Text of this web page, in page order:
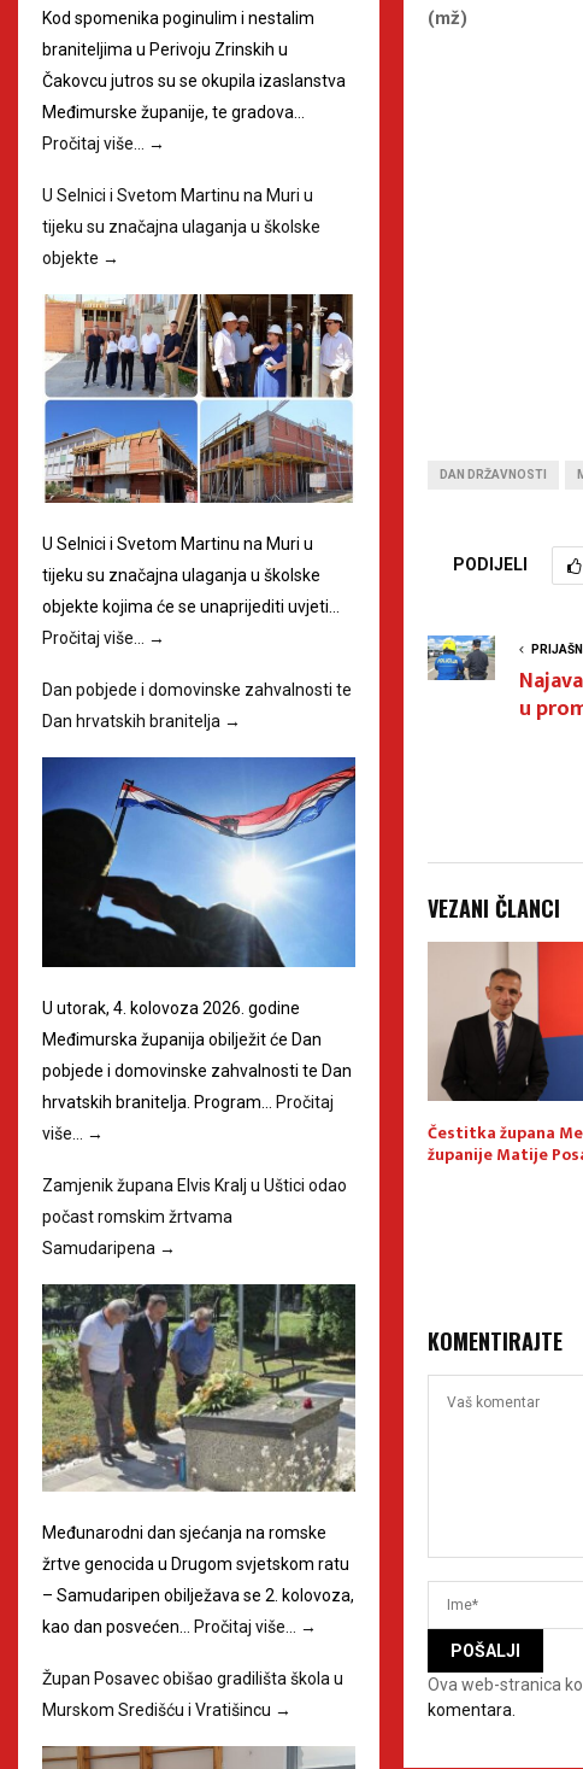
(mž)
DAN DRŽAVNOSTI
PODIJELI
u
VEZANI ČLANCI
civilne
u
Čestitka župana
županije Matije
KOMENTIRAJTE
Ova web-stranica
komentara.
Kod spomenika poginulim i nestalim
braniteljima u Perivoju Zrinskih u
Čakovcu jutros su se okupila izaslanstva
Međimurske županije, te gradova…
Pročitaj više…
→
U Selnici i Svetom Martinu na Muri u
tijeku su značajna ulaganja u školske
objekte →
U Selnici i Svetom Martinu na Muri u
tijeku su značajna ulaganja u školske
objekte kojima će se unaprijediti uvjeti…
Pročitaj više… →
Dan pobjede i domovinske zahvalnosti te
Dan hrvatskih branitelja →
U utorak, 4. kolovoza 2026. godine
Međimurska županija obilježit će Dan
pobjede i domovinske zahvalnosti te Dan
hrvatskih branitelja. Program…
Pročitaj
više…
→
Zamjenik župana Elvis Kralj u Uštici odao
počast romskim žrtvama
Samudaripena →
Međunarodni dan sjećanja na romske
žrtve genocida u Drugom svjetskom ratu
– Samudaripen obilježava se 2. kolovoza,
kao dan posvećen… Pročitaj više… →
Župan Posavec obišao gradilišta škola u
Murskom Središću i Vratišincu →